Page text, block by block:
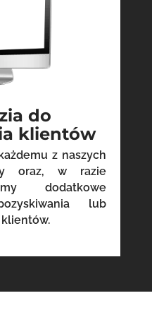
do
klientów
z naszych
oraz, w razie
dodatkowe
lub
klientów.